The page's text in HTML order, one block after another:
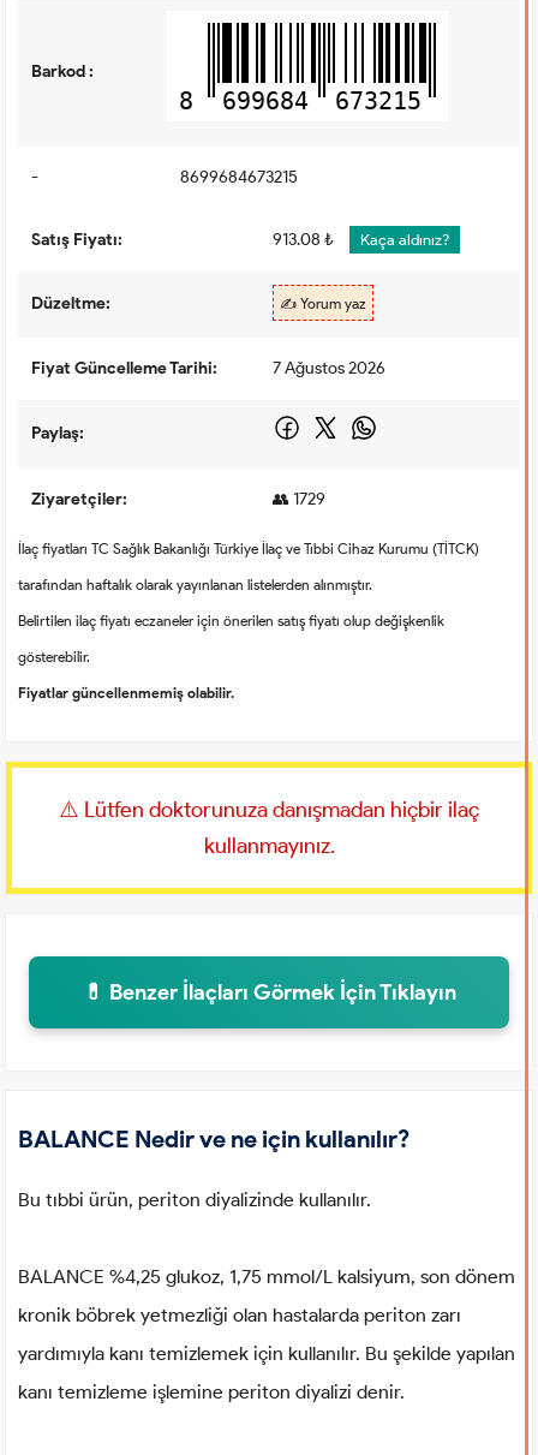
Barkod :
8 699684 673215
- 8699684673215
Satış Fiyatı: 913.08 ₺ Kaça aldınız?
Düzeltme: ✍️ Yorum yaz
Fiyat Güncelleme Tarihi: 7 Ağustos 2026
Paylaş:
Ziyaretçiler: 👥 1729
İlaç fiyatları TC Sağlık Bakanlığı Türkiye İlaç ve Tıbbi Cihaz Kurumu (TİTCK)
tarafından haftalık olarak yayınlanan listelerden alınmıştır.
Belirtilen ilaç fiyatı eczaneler için önerilen satış fiyatı olup değişkenlik
gösterebilir.
Fiyatlar güncellenmemiş olabilir.
⚠️ Lütfen doktorunuza danışmadan hiçbir ilaç
kullanmayınız.
💊 Benzer İlaçları Görmek İçin Tıklayın
BALANCE Nedir ve ne için kullanılır?
Bu tıbbi ürün, periton diyalizinde kullanılır.
BALANCE %4,25 glukoz, 1,75 mmol/L kalsiyum, son dönem
kronik böbrek yetmezliği olan hastalarda periton zarı
yardımıyla kanı temizlemek için kullanılır. Bu şekilde yapılan
kanı temizleme işlemine periton diyalizi denir.